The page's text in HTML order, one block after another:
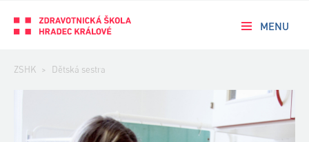
MENU
ZSHK > Dětská sestra